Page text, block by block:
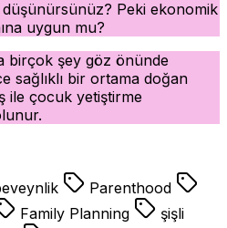
Peki ekonomik
uygun mu?
birçok şey göz önünde
sağlıklı bir ortama doğan
ile çocuk yetiştirme
Parenthood
Family Planning
şişli